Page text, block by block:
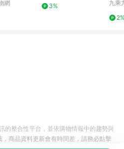
網
額下單10%點數(單一帳
3%
九乘
的整合性平台，並依購物情報中的趨勢與
商品資料更新會有時間差，請務必點擊